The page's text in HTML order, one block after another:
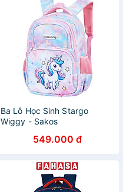
Ba Lô Học Sinh Stargo
Wiggy - Sakos
549.000 đ